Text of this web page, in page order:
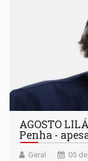
AGOSTO
Penha -
Geral 05